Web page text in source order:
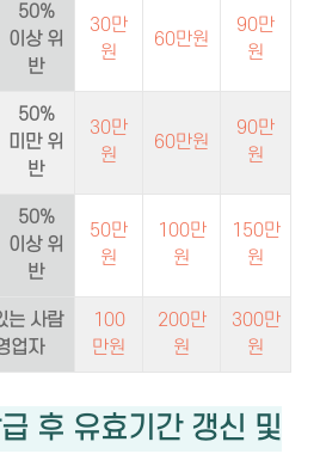
50%
이상 위
반
30만
원
60만원
90만
원
50%
미만 위
반
30만
원
60만원
90만
원
50%
이상 위
반
50만
원
100만
원
150만
원
는 사람
업자
100
만원
200만
원
300만
원
후 유효기간 갱신 및